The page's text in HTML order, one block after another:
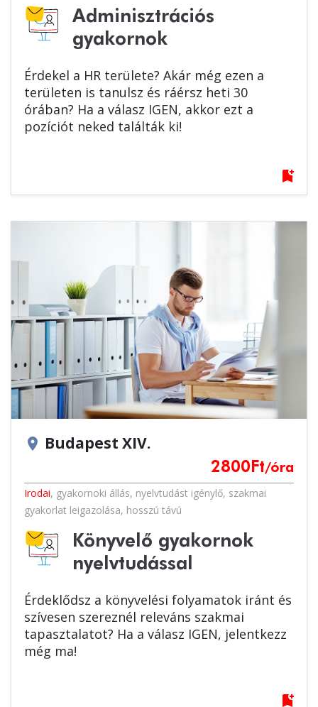
Adminisztrációs
gyakornok
Érdekel a HR területe? Akár még ezen a
területen is tanulsz és ráérsz heti 30
órában? Ha a válasz IGEN, akkor ezt a
pozíciót neked találták ki!
bookmark_add
location_on Budapest XIV.
2800 Ft/óra
Irodai, gyakornoki állás, nyelvtudást igénylő, szakmai
gyakorlat leigazolása, hosszú távú
Könyvelő gyakornok
nyelvtudással
Érdeklődsz a könyvelési folyamatok iránt és
szívesen szereznél releváns szakmai
tapasztalatot? Ha a válasz IGEN, jelentkezz
még ma!
bookmark_add